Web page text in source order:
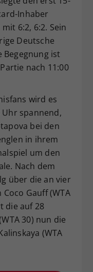
Inhaber
6:2, 6:2. Sein
Deutsche
Begegnung ist
nach 11:00
wird es
spannend,
bei den
in ihrem
um den
Nach dem
über die an vier
Gauff (WTA
die auf 28
30) nun die
(WTA